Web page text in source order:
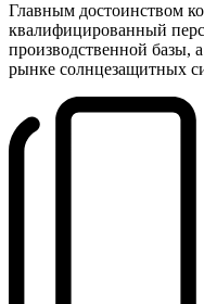
Главным достоинством
квалифицированный
производственной базы,
рынке солнцезащитных